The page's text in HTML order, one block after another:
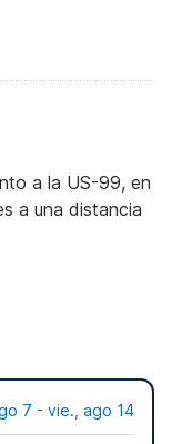
a la US-99, en
a una distancia
7 - vie., ago 14